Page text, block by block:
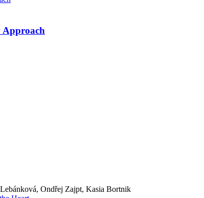
Ondřej Zajpt, Kasia Bortnik